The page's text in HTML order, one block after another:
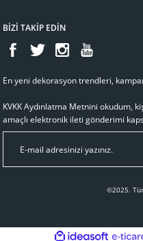
BİZİ TAKİP EDİN
En yeni dekorasyon trendleri,
KVKK Aydınlatma Metnini okudum,
amaçlı elektronik ileti gönderimi
©2025.
ideasoft